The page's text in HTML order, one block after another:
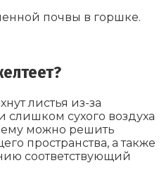
почвы в горшке.
листья из-за
слишком сухого воздуха
можно решить
пространства, а также
соответствующий